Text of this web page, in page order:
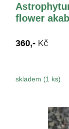
flower
360,- Kč
skladem (1 ks)